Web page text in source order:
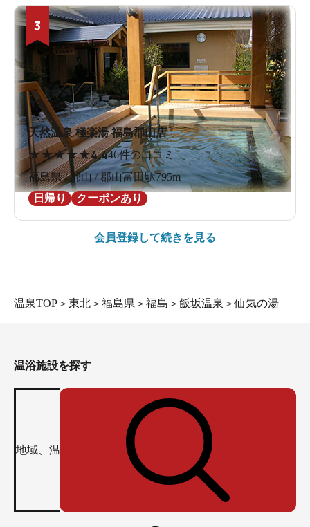
3
天然温泉 極楽湯 福島郡山店
★★★★★4.446件の口コミ
福島県 / 郡山 / 郡山富田駅795m
日帰り
クーポンあり
会員登録して続きを見る
温泉TOP ＞ 東北 ＞ 福島県 ＞ 福島 ＞ 飯坂温泉 ＞仙気の湯
温浴施設を探す